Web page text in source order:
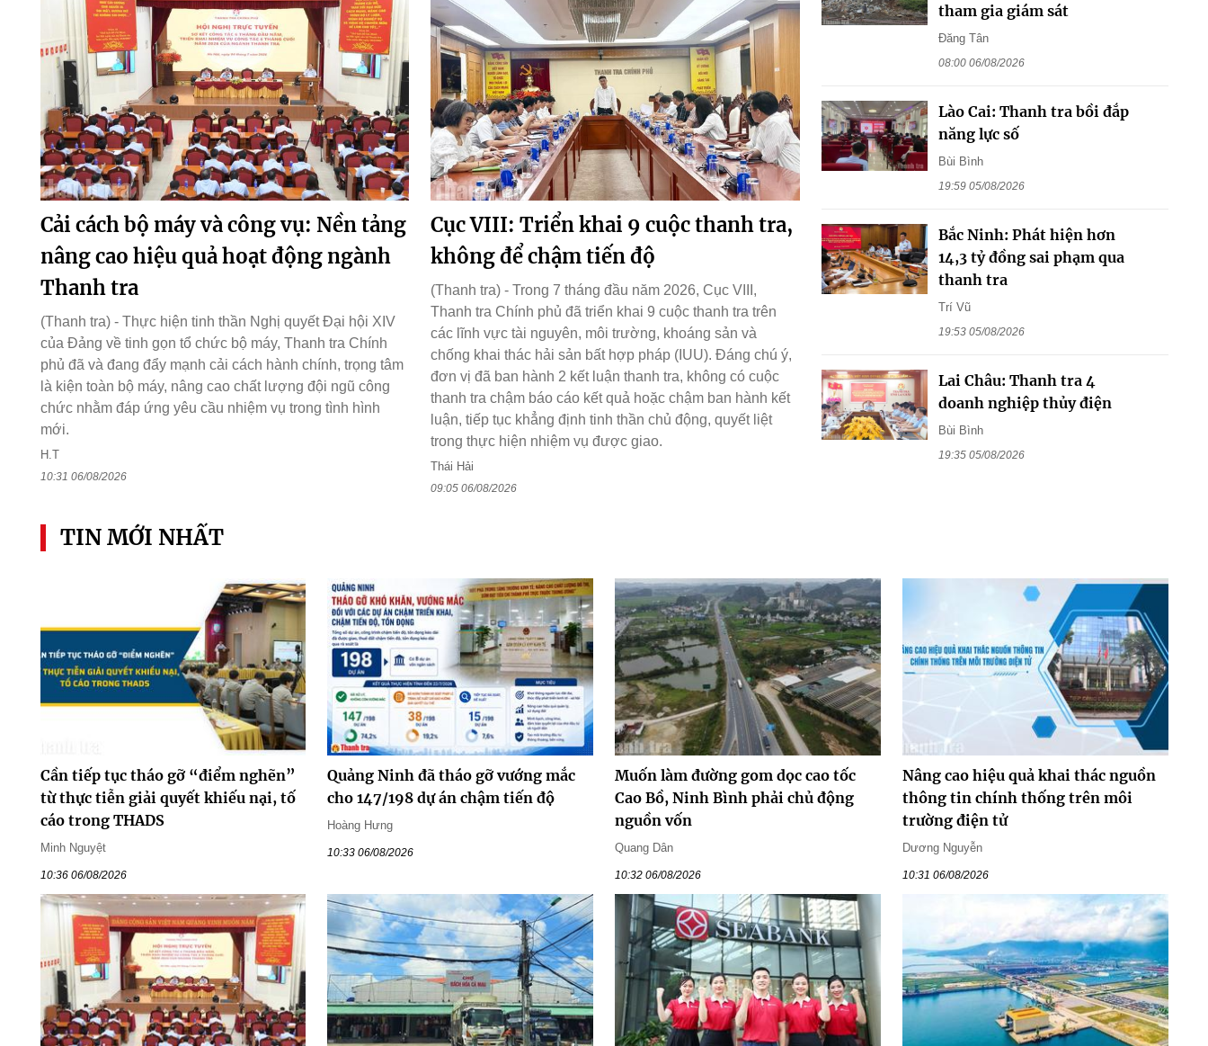
Cải cách bộ máy và công vụ: Nền tảng
nâng cao hiệu quả hoạt động ngành
Thanh tra
(Thanh tra) - Thực hiện tinh thần Nghị quyết Đại hội XIV
của Đảng về tinh gọn tổ chức bộ máy, Thanh tra Chính
phủ đã và đang đẩy mạnh cải cách hành chính, trọng tâm
là kiện toàn bộ máy, nâng cao chất lượng đội ngũ công
chức nhằm đáp ứng yêu cầu nhiệm vụ trong tình hình
mới.
H.T
10:31 06/08/2026
Cục VIII: Triển khai 9 cuộc thanh tra,
không để chậm tiến độ
(Thanh tra) - Trong 7 tháng đầu năm 2026, Cục VIII,
Thanh tra Chính phủ đã triển khai 9 cuộc thanh tra trên
các lĩnh vực tài nguyên, môi trường, khoáng sản và
chống khai thác hải sản bất hợp pháp (IUU). Đáng chú ý,
đơn vị đã ban hành 2 kết luận thanh tra, không có cuộc
thanh tra chậm báo cáo kết quả hoặc chậm ban hành kết
luận, tiếp tục khẳng định tinh thần chủ động, quyết liệt
trong thực hiện nhiệm vụ được giao.
Thái Hải
09:05 06/08/2026
tham gia giám sát
Đăng Tân
08:00 06/08/2026
Lào Cai: Thanh tra bồi đắp
năng lực số
Bùi Bình
19:59 05/08/2026
Bắc Ninh: Phát hiện hơn
14,3 tỷ đồng sai phạm qua
thanh tra
Trí Vũ
19:53 05/08/2026
Lai Châu: Thanh tra 4
doanh nghiệp thủy điện
Bùi Bình
19:35 05/08/2026
TIN MỚI NHẤT
Cần tiếp tục tháo gỡ “điểm nghẽn”
từ thực tiễn giải quyết khiếu nại, tố
cáo trong THADS
Minh Nguyệt
10:36 06/08/2026
Quảng Ninh đã tháo gỡ vướng mắc
cho 147/198 dự án chậm tiến độ
Hoàng Hưng
10:33 06/08/2026
Muốn làm đường gom dọc cao tốc
Cao Bồ, Ninh Bình phải chủ động
nguồn vốn
Quang Dân
10:32 06/08/2026
Nâng cao hiệu quả khai thác nguồn
thông tin chính thống trên môi
trường điện tử
Dương Nguyễn
10:31 06/08/2026